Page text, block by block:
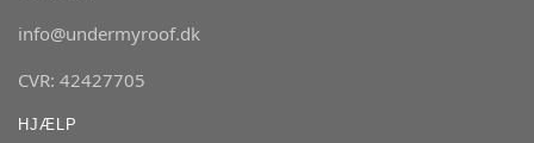
info@undermyroof.dk
CVR: 42427705
HJÆLP